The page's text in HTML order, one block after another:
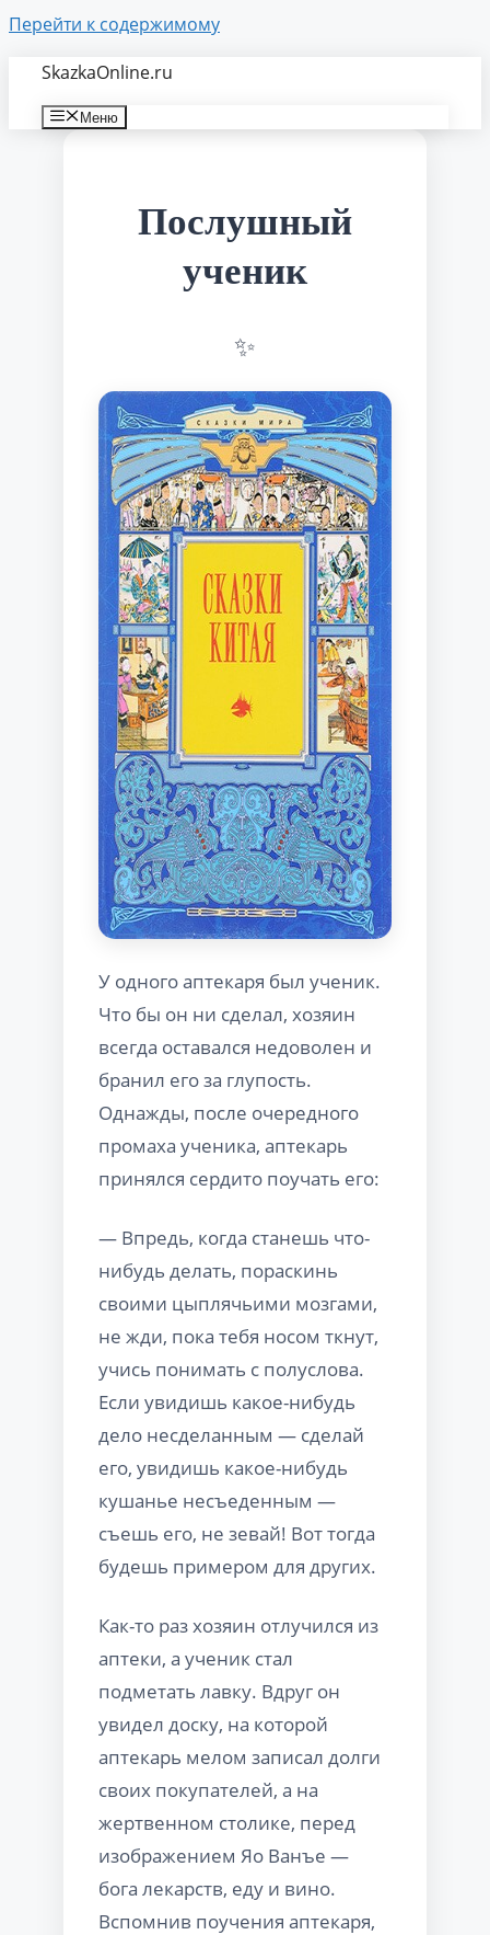
Перейти к содержимому
SkazkaOnline.ru
Меню
Послушный
ученик
У одного аптекаря был ученик.
Что бы он ни сделал, хозяин
всегда оставался недоволен и
бранил его за глупость.
Однажды, после очередного
промаха ученика, аптекарь
принялся сердито поучать его:
— Впредь, когда станешь что-
нибудь делать, пораскинь
своими цыплячьими мозгами,
не жди, пока тебя носом ткнут,
учись понимать с полуслова.
Если увидишь какое-нибудь
дело несделанным — сделай
его, увидишь какое-нибудь
кушанье несъеденным —
съешь его, не зевай! Вот тогда
будешь примером для других.
Как-то раз хозяин отлучился из
аптеки, а ученик стал
подметать лавку. Вдруг он
увидел доску, на которой
аптекарь мелом записал долги
своих покупателей, а на
жертвенном столике, перед
изображением Яо Ванъе —
бога лекарств, еду и вино.
Вспомнив поучения аптекаря,